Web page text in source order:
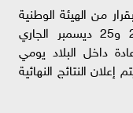
للدوائر الـ19 الملغاة بقرار من الهيئة الوطنية
للانتخابات، يومي الأربعاء والخميس 24 و25 ديسمبر الجاري
داخل البلاد يومي
أن يتم إعلان النتائج النهائية